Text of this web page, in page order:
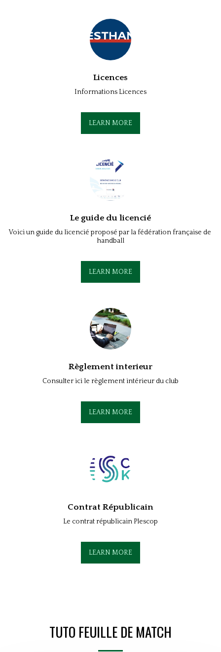
Licences
Informations Licences
LEARN MORE
Le guide du licencié
Voici un guide du licencié proposé par la fédération française de
handball
LEARN MORE
Règlement interieur
Consulter ici le règlement intérieur du club
LEARN MORE
Contrat Républicain
Le contrat républicain Plescop
LEARN MORE
TUTO FEUILLE DE MATCH